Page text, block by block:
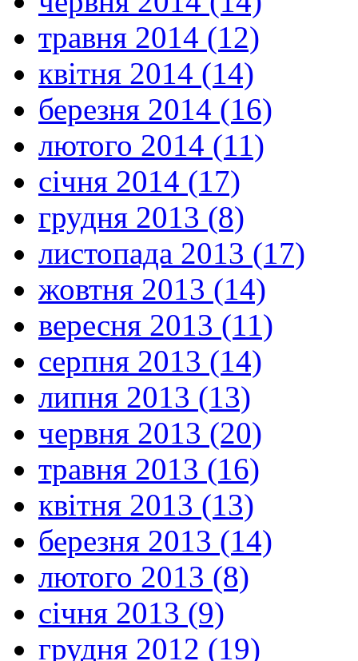
травня 2014 (12)
квітня 2014 (14)
березня 2014 (16)
лютого 2014 (11)
січня 2014 (17)
грудня 2013 (8)
листопада 2013 (17)
жовтня 2013 (14)
вересня 2013 (11)
серпня 2013 (14)
липня 2013 (13)
червня 2013 (20)
травня 2013 (16)
квітня 2013 (13)
березня 2013 (14)
лютого 2013 (8)
січня 2013 (9)
грудня 2012 (19)